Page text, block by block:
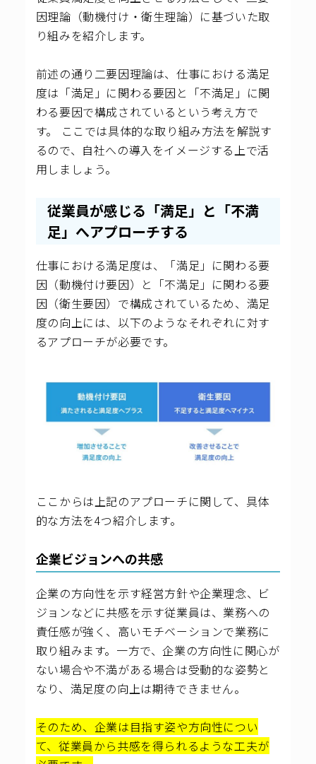
因理論（動機付け・衛生理論）に基づいた取
り組みを紹介します。
前述の通り二要因理論は、仕事における満足
度は「満足」に関わる要因と「不満足」に関
わる要因で構成されているという考え方で
す。
ここでは具体的な取り組み方法を解説す
るので、自社への導入をイメージする上で活
用しましょう。
従業員が感じる「満足」と「不満
足」へアプローチする
仕事における満足度は、「満足」に関わる要
因（動機付け要因）と「不満足」に関わる要
因（衛生要因）で構成されているため、満足
度の向上には、以下のようなそれぞれに対す
るアプローチが必要です。
ここからは上記のアプローチに関して、具体
的な方法を4つ紹介します。
企業ビジョンへの共感
企業の方向性を示す経営方針や企業理念、ビ
ジョンなどに共感を示す従業員は、業務への
責任感が強く、高いモチベーションで業務に
取り組みます。一方で、企業の方向性に関心が
ない場合や不満がある場合は受動的な姿勢と
なり、満足度の向上は期待できません。
そのため、企業は目指す姿や方向性につい
て、従業員から共感を得られるような工夫が